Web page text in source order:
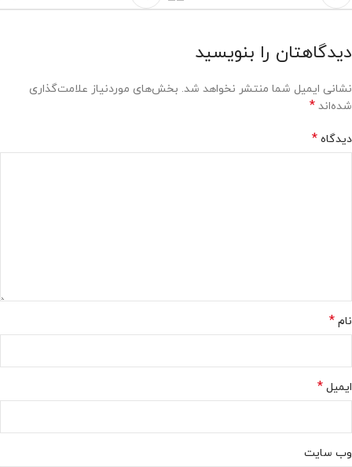
دیدگاهتان را بنویسید
نشانی ایمیل شما منتشر نخواهد شد. بخش‌های موردنیاز علامت‌گذاری
شده‌اند *
دیدگاه *
نام *
ایمیل *
وب‌ سایت